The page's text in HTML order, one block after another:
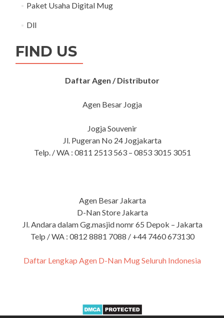
Paket Usaha Digital Mug
Dll
FIND US
Daftar Agen / Distributor
Agen Besar Jogja
Jogja Souvenir
Jl. Pugeran No 24 Jogjakarta
Telp. / WA : 0811 2513 563 – 0853 3015 3051
Agen Besar Jakarta
D-Nan Store Jakarta
Jl. Andara dalam Gg.masjid nomr 65 Depok – Jakarta
Telp / WA : 0812 8881 7088 / +44 7460 673130
Daftar Lengkap Agen D-Nan Mug Seluruh Indonesia